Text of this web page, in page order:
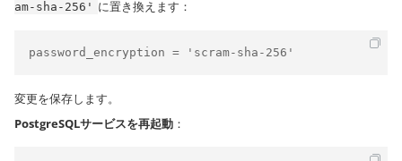
am-sha-256' に置き換えます：
password_encryption = 'scram-sha-256'
変更を保存します。
PostgreSQLサービスを再起動 ：